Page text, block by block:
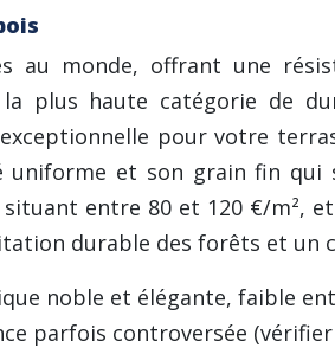
au monde, offrant une
plus haute catégorie de
pour votre
et son grain fin qui
situant entre 80 et 120 €/
durable des forêts et un
noble et élégante, faible
parfois controversée